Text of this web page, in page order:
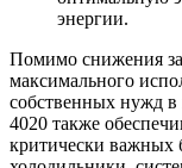
энергии.
Помимо снижения
максимального
собственных нужд
4020 также
критически важных